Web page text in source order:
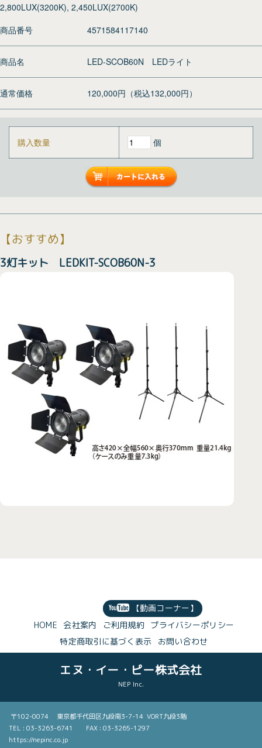
2,800LUX(3200K), 2,450LUX(2700K)
商品番号
4571584117140
商品名 LED-SCOB60N LEDライト
通常価格 120,000円（税込132,000円）
購入数量 個
【おすすめ】
3灯キット LEDKIT-SCOB60N-3
【動画コーナー】
HOME 会社案内 ご利用規約 プライバシーポリシー
特定商取引に基づく表示
お問い合わせ
エヌ・イー・ピー株式会社
NEP Inc.
〒102-0074 東京都千代田区九段南3-7-14 VORT九段3階
TEL : 03-3263-6741 FAX : 03-3265-1297
https://nepinc.co.jp